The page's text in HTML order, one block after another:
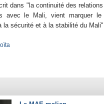
dans "la continuité des
avec le Mali, vient marquer
la sécurité et à la stabilité du